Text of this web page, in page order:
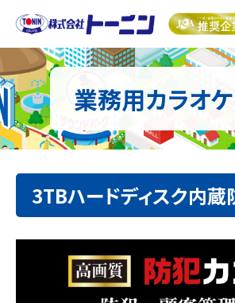
業務用カラオ
3TBハードディスク内蔵